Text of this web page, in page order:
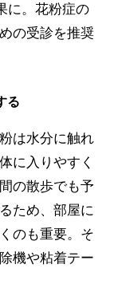
に。花粉症の
の受診を推奨
る
は水分に触れ
に入りやすく
の散歩でも予
ため、部屋に
のも重要。そ
機や粘着テー